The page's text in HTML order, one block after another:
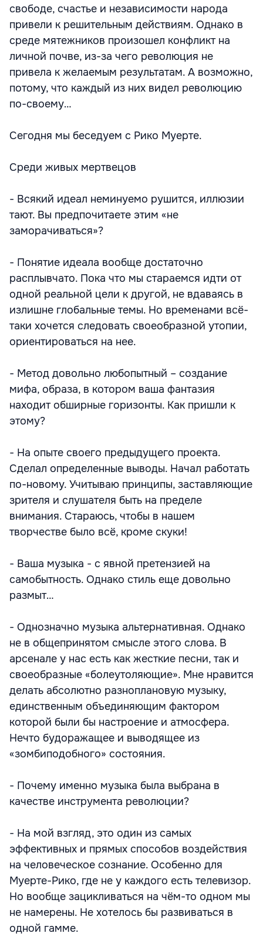
свободе, счастье и независимости народа
привели к решительным действиям. Однако в
среде мятежников произошел конфликт на
личной почве, из-за чего революция не
привела к желаемым результатам. А возможно,
потому, что каждый из них видел революцию
по-своему…
Сегодня мы беседуем с Рико Муерте.
Среди живых мертвецов
- Всякий идеал неминуемо рушится, иллюзии
тают. Вы предпочитаете этим «не
заморачиваться»?
- Понятие идеала вообще достаточно
расплывчато. Пока что мы стараемся идти от
одной реальной цели к другой, не вдаваясь в
излишне глобальные темы. Но временами всё-
таки хочется следовать своеобразной утопии,
ориентироваться на нее.
- Метод довольно любопытный – создание
мифа, образа, в котором ваша фантазия
находит обширные горизонты. Как пришли к
этому?
- На опыте своего предыдущего проекта.
Сделал определенные выводы. Начал работать
по-новому. Учитываю принципы, заставляющие
зрителя и слушателя быть на пределе
внимания. Стараюсь, чтобы в нашем
творчестве было всё, кроме скуки!
- Ваша музыка - с явной претензией на
самобытность. Однако стиль еще довольно
размыт…
- Однозначно музыка альтернативная. Однако
не в общепринятом смысле этого слова. В
арсенале у нас есть как жесткие песни, так и
своеобразные «болеутоляющие». Мне нравится
делать абсолютно разноплановую музыку,
единственным объединяющим фактором
которой были бы настроение и атмосфера.
Нечто будоражащее и выводящее из
«зомбиподобного» состояния.
- Почему именно музыка была выбрана в
качестве инструмента революции?
- На мой взгляд, это один из самых
эффективных и прямых способов воздействия
на человеческое сознание. Особенно для
Муерте-Рико, где не у каждого есть телевизор.
Но вообще зацикливаться на чём-то одном мы
не намерены. Не хотелось бы развиваться в
одной гамме.